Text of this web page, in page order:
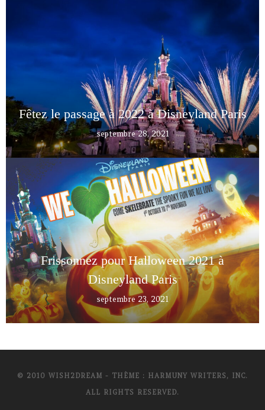
Fêtez le passage à 2022 à Disneyland Paris
septembre 28, 2021
Frissonnez pour Halloween 2021 à
Disneyland Paris
septembre 23, 2021
© 2010 WISH2DREAM - THÈME : HARMUNY WRITERS, INC.
ALL RIGHTS RESERVED.